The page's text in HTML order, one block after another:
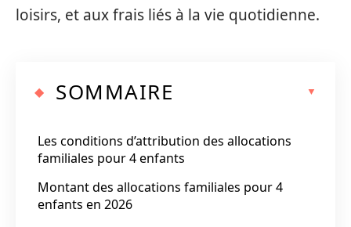
loisirs, et aux frais liés à la vie quotidienne.
SOMMAIRE
Les conditions d’attribution des allocations
familiales pour 4 enfants
Montant des allocations familiales pour 4
enfants en 2026